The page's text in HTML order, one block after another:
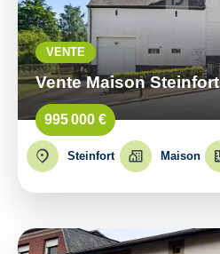
VENTE
Vente Maison Steinfort
995 000 €
Steinfort Maison